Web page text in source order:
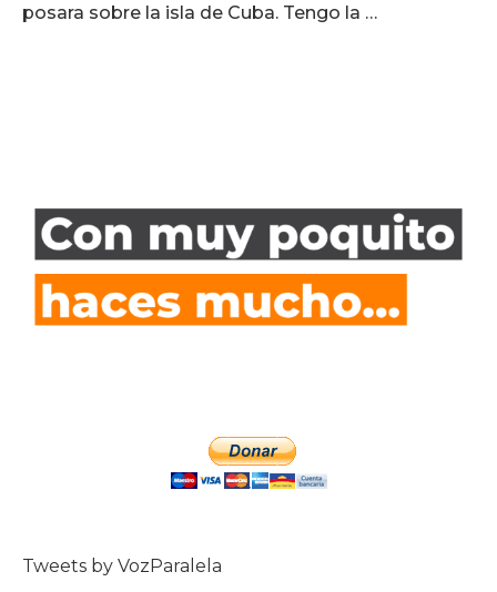
posara sobre la isla de Cuba. Tengo la …
Tweets by VozParalela